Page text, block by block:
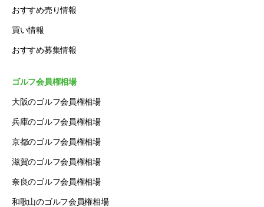
おすすめ売り情報
買い情報
おすすめ募集情報
ゴルフ会員権相場
大阪のゴルフ会員権相場
兵庫のゴルフ会員権相場
京都のゴルフ会員権相場
滋賀のゴルフ会員権相場
奈良のゴルフ会員権相場
和歌山のゴルフ会員権相場